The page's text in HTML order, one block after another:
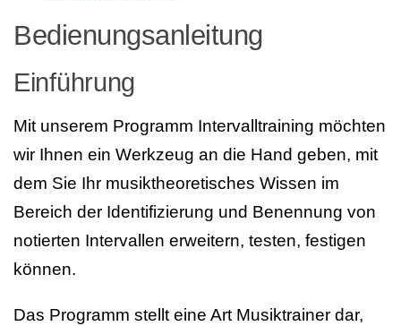
Bedienungsanleitung
Einführung
Mit unserem Programm Intervalltraining möchten
wir Ihnen ein Werkzeug an die Hand geben, mit
dem Sie Ihr musiktheoretisches Wissen im
Bereich der Identifizierung und Benennung von
notierten Intervallen erweitern, testen, festigen
können.
Das Programm stellt eine Art Musiktrainer dar,